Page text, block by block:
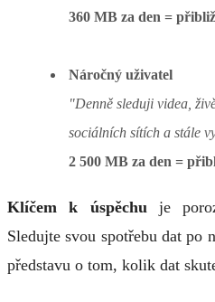
360 MB za den =
Náročný uživatel
"Denně sleduji videa,
sociálních sítích a stále
2 500 MB za den =
Klíčem k úspěchu je
Sledujte svou spotřebu dat po
představu o tom, kolik dat